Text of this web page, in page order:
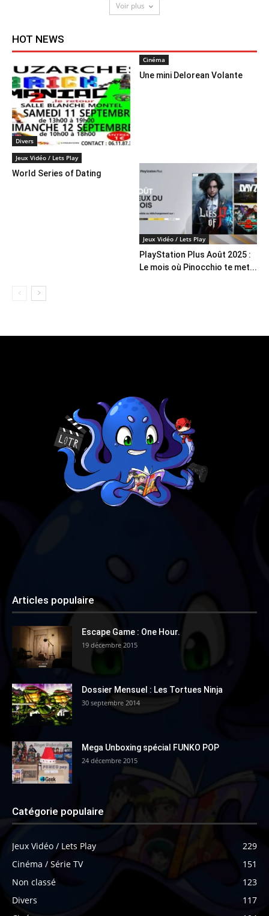
Voir plus
HOT NEWS
Divers
BrickMania 2
Cinéma
Une mini Delorean Volante
Jeux Vidéo / Lets Play
World Series of Dating
Jeux Vidéo / Lets Play
PlayStation Plus Août 2025 :
Le mois où Pinocchio te met...
Articles populaire
Escape Game : One Hour.
19 décembre 2015
Dossier Mensuel : Les Tortues Ninja
30 septembre 2014
Mega Unboxing spécial FUNKO POP
24 décembre 2015
Catégorie populaire
Jeux Vidéo / Lets Play
229
Cinéma / Série TV
151
Non classé
123
Divers
117